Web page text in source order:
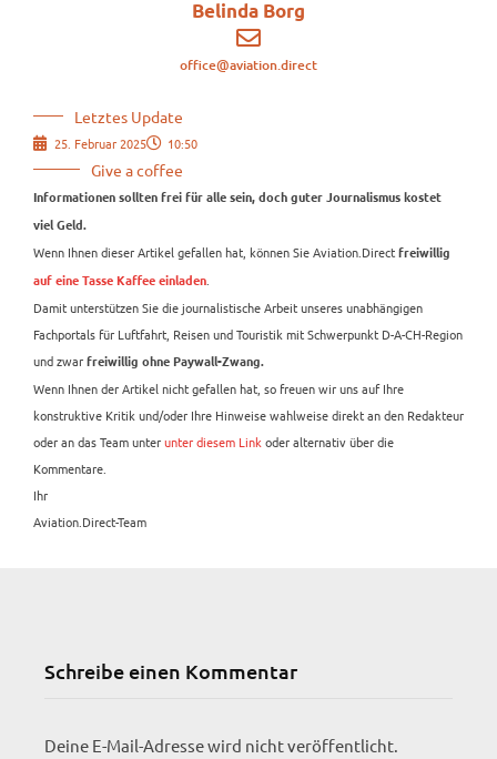
Belinda Borg
office@aviation.direct
Letztes Update
25. Februar 2025 10:50
Give a coffee
Informationen sollten frei für alle sein, doch guter Journalismus kostet
viel Geld.
Wenn Ihnen dieser Artikel gefallen hat, können Sie Aviation.Direct freiwillig
auf eine Tasse Kaffee einladen
Damit unterstützen Sie die journalistische Arbeit unseres unabhängigen
Fachportals für Luftfahrt, Reisen und Touristik mit Schwerpunkt D-A-CH-Region
und zwar freiwillig ohne Paywall-Zwang.
Wenn Ihnen der Artikel nicht gefallen hat, so freuen wir uns auf Ihre
konstruktive Kritik und/oder Ihre Hinweise wahlweise direkt an den Redakteur
oder an das Team unterunter diesem Link oder alternativ über die
Kommentare.
Ihr
Aviation.Direct-Team
Schreibe einen Kommentar
Deine E-Mail-Adresse wird nicht veröffentlicht.